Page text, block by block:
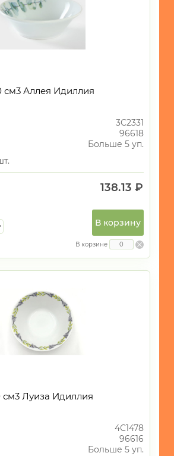
см3 Аллея Идиллия
3С2331
96618
Больше 5 уп.
138.13 ₽
В корзину
В корзине
см3 Луиза Идиллия
4С1478
96616
Больше 5 уп.